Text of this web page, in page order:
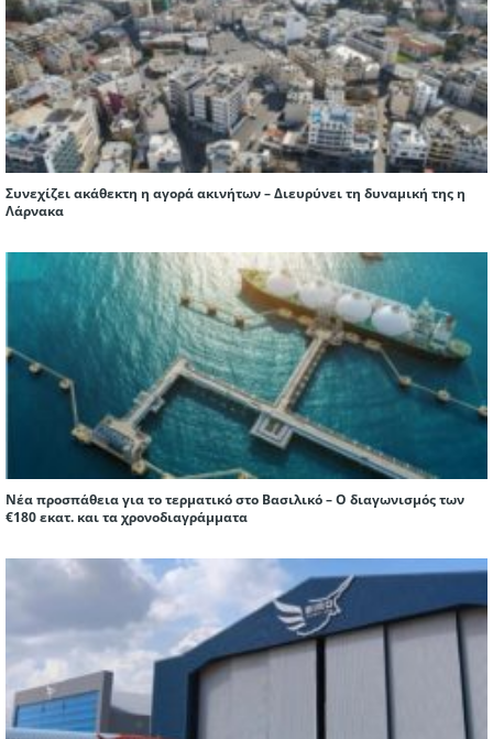
Συνεχίζει ακάθεκτη η αγορά ακινήτων – Διευρύνει τη δυναμική της η
Λάρνακα
Νέα προσπάθεια για το τερματικό στο Βασιλικό – Ο διαγωνισμός των
€180 εκατ. και τα χρονοδιαγράμματα